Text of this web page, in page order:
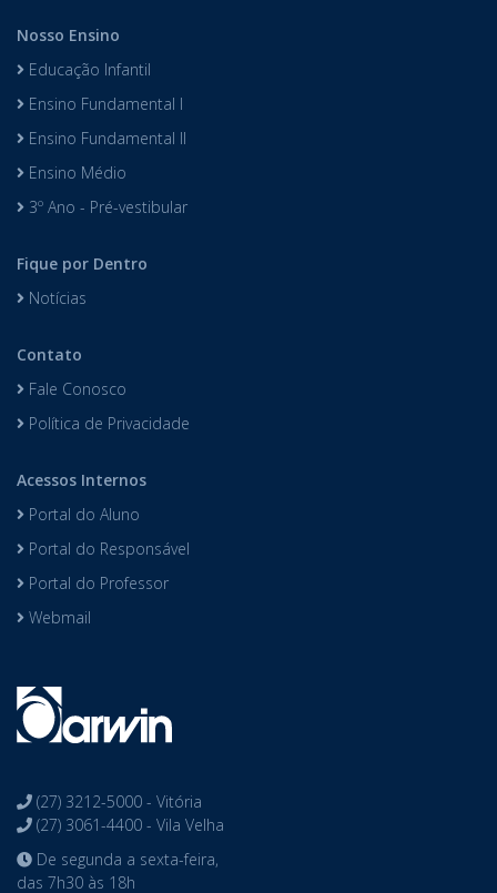
Nosso Ensino
Educação Infantil
Ensino Fundamental I
Ensino Fundamental II
Ensino Médio
3º Ano - Pré-vestibular
Fique por Dentro
Notícias
Contato
Fale Conosco
Política de Privacidade
Acessos Internos
Portal do Aluno
Portal do Responsável
Portal do Professor
Webmail
(27) 3212-5000 - Vitória
(27) 3061-4400 - Vila Velha
De segunda a sexta-feira,
das 7h30 às 18h